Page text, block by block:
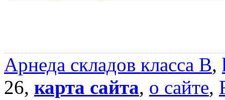
Арнеда складов класса B,
26, карта сайта, о сайте,